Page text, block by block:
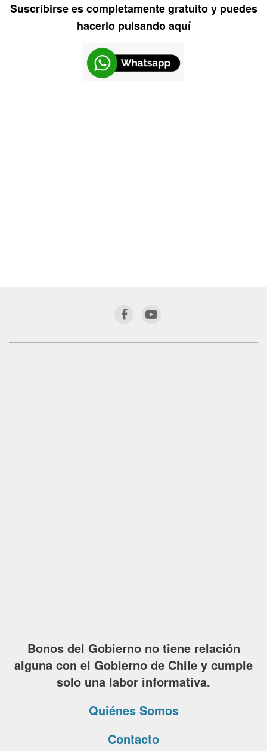
Suscribirse es completamente gratuito y puedes
hacerlo pulsando aquí
Bonos del Gobierno no tiene relación
alguna con el Gobierno de Chile y cumple
solo una labor informativa.
Quiénes Somos
Contacto